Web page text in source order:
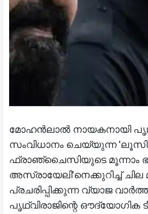
മോഹൻലാൽ നായകനായി
സംവിധാനം ചെയ്യുന്ന
ഫ്രാഞ്ചൈസിയുടെ മൂന്നാം
അസ്രായേലി'നെക്കുറിച്ച്
പ്രചരിപ്പിക്കുന്ന വ്യാജ
പൃഥ്വിരാജിന്റെ ഔദ്യോഗിക